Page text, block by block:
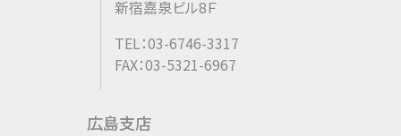
新宿嘉泉ビル8Ｆ
TEL：03-6746-3317
FAX：03-5321-6967
広島支店